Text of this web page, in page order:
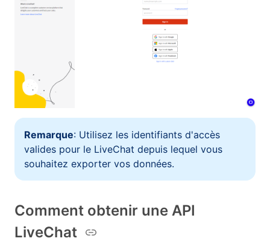
Remarque: Utilisez les identifiants d'accès
valides pour le LiveChat depuis lequel vous
souhaitez exporter vos données.
Comment obtenir une API
LiveChat